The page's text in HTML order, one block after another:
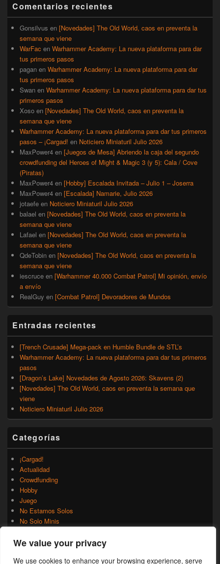
We value your privacy
We use cookies to enhance your browsing experience, serve
lateral
primaria
Comentarios recientes
Gonsilvus en [Novedades] The Old World, caos en preventa la
semana que viene
WarFac en Warhammer Academy: La nueva plataforma para dar
tus primeros pasos
pagan en Warhammer Academy: La nueva plataforma para dar
tus primeros pasos
Swan en Warhammer Academy: La nueva plataforma para dar tus
primeros pasos
Xoso en [Novedades] The Old World, caos en preventa la
semana que viene
Warhammer Academy: La nueva plataforma para dar tus primeros
pasos – ¡Cargad! en Noticiero Miniaturil Julio 2026
MaxPower4 en [Juegos de Mesa] Abriendo la caja del segundo
crowdfunding del Heroes of Might & Magic 3 (y 5): Cala / Cove
(Piratas)
MaxPower4 en [Hobby] Escalada Invitada – Julio 1 – Joserra
MaxPower4 en [Escalada] Namarie, Julio 2026
jotaefe en Noticiero Miniaturil Julio 2026
balael en [Novedades] The Old World, caos en preventa la
semana que viene
Lafael en [Novedades] The Old World, caos en preventa la
semana que viene
QdeTobin en [Novedades] The Old World, caos en preventa la
semana que viene
iescruce en [Warhammer 40.000 Combat Patrol] Mi opinión, envío
a envío
RealGuy en [Combat Patrol] Devoradores de Mundos
Entradas recientes
[Trench Crusade] Mega-pack en Humble Bundle de STL’s
Warhammer Academy: La nueva plataforma para dar tus primeros
pasos
[Dragon’s Lake] Novedades de Agosto 2026: Skavens (2)
[Novedades] The Old World, caos en preventa la semana que
viene
Noticiero Miniaturil Julio 2026
Categorías
¡Cargad!
Actualidad
Crowdfunding
Hobby
Juego
No Estamos Solos
No Solo Minis
Rumores